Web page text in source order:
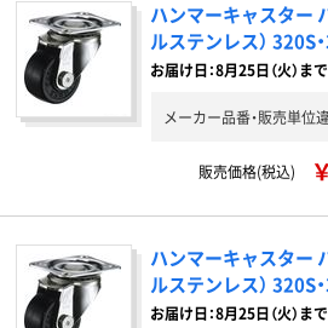
ハンマーキャスター
ルステンレス） 320S
お届け日：8月25日（火）まで
メーカー品番・販売単位
販売価格(税込)
ハンマーキャスター
ルステンレス） 320S
お届け日：8月25日（火）まで